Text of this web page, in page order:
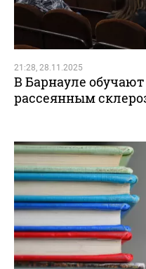
21:28, 28.11.2025
В Барнауле
рассеянным